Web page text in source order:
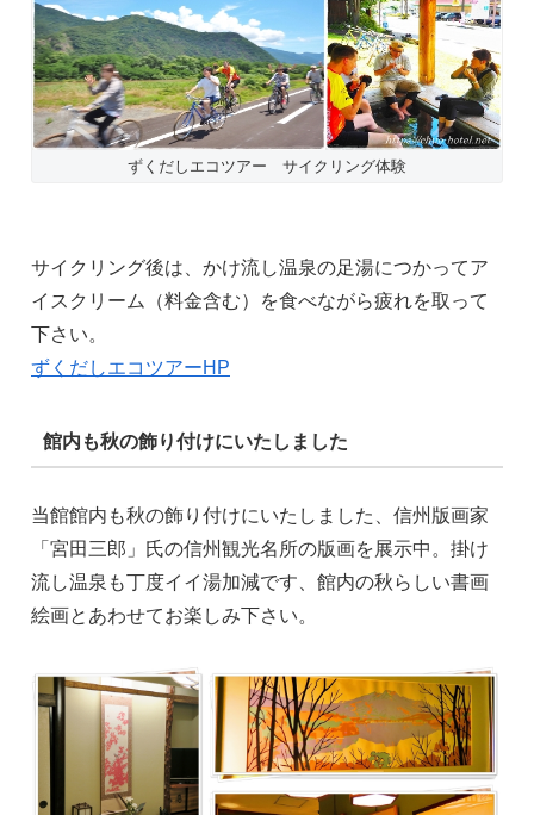
ずくだしエコツアー サイクリング体験
サイクリング後は、かけ流し温泉の足湯につかってア
イスクリーム（料金含む）を食べながら疲れを取って
下さい。
ずくだしエコツアーHP
館内も秋の飾り付けにいたしました
当館館内も秋の飾り付けにいたしました、信州版画家
「宮田三郎」氏の信州観光名所の版画を展示中。掛け
流し温泉も丁度イイ湯加減です、館内の秋らしい書画
絵画とあわせてお楽しみ下さい。